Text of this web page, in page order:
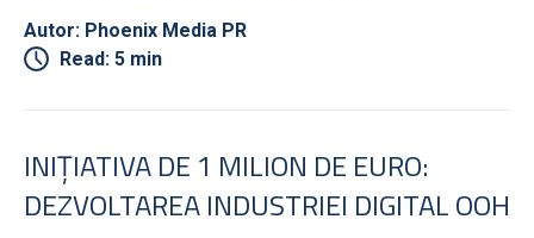
Autor: Phoenix Media PR
Read: 5 min
INIȚIATIVA DE 1 MILION DE EURO:
DEZVOLTAREA INDUSTRIEI DIGITAL OOH